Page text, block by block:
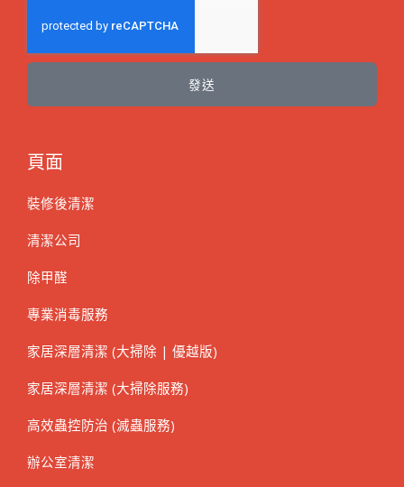
發送
頁面
裝修後清潔
清潔公司
除甲醛
專業消毒服務
家居深層清潔 (大掃除 | 優越版)
家居深層清潔 (大掃除服務)
高效蟲控防治 (滅蟲服務)
辦公室清潔